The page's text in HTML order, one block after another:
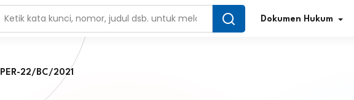
Dokumen Hukum
PER-22/BC/2021